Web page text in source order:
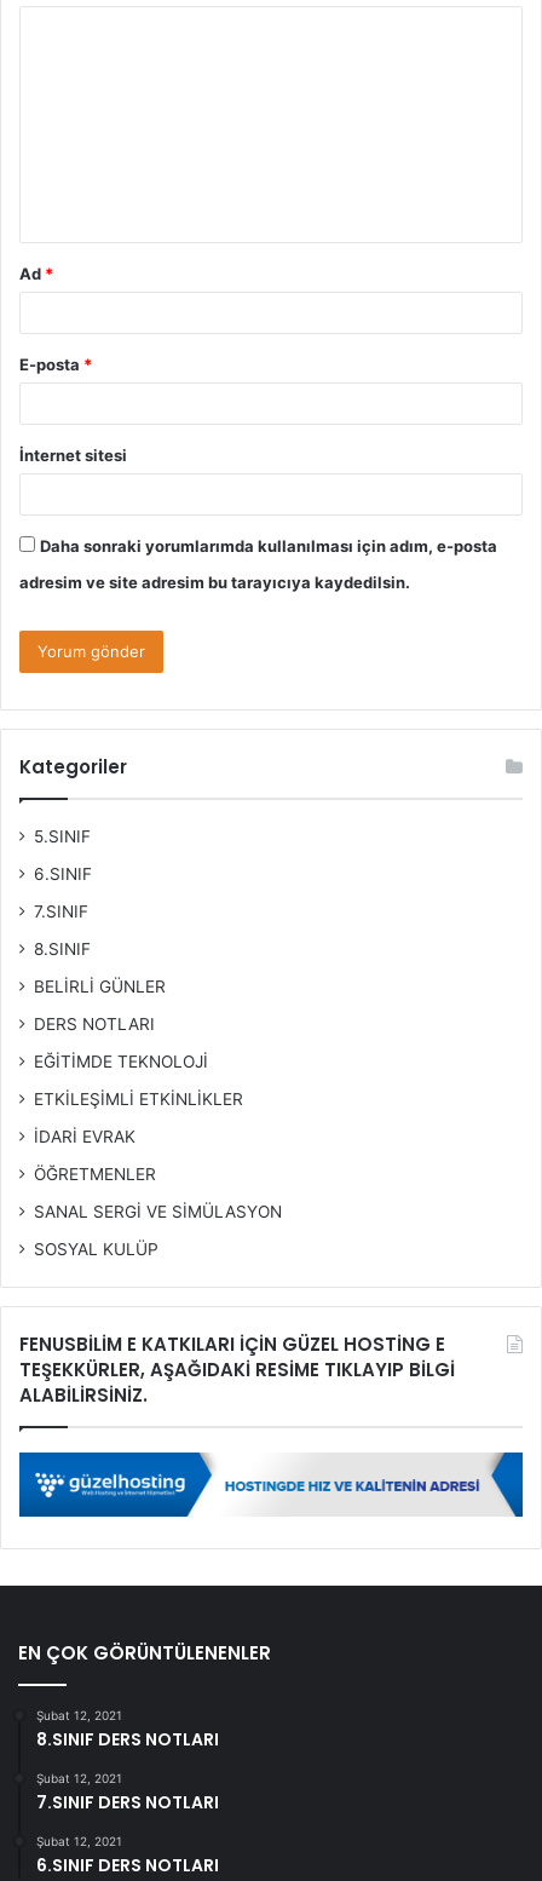
Ad *
E-posta *
İnternet sitesi
Daha sonraki yorumlarımda kullanılması için adım, e-posta
adresim ve site adresim bu tarayıcıya kaydedilsin.
Kategoriler
5.SINIF
6.SINIF
7.SINIF
8.SINIF
BELİRLİ GÜNLER
DERS NOTLARI
EĞİTİMDE TEKNOLOJİ
ETKİLEŞİMLİ ETKİNLİKLER
İDARİ EVRAK
ÖĞRETMENLER
SANAL SERGİ VE SİMÜLASYON
SOSYAL KULÜP
FENUSBİLİM E KATKILARI İÇİN GÜZEL HOSTİNG E
TEŞEKKÜRLER, AŞAĞIDAKİ RESİME TIKLAYIP BİLGİ
ALABİLİRSİNİZ.
EN ÇOK GÖRÜNTÜLENENLER
Şubat 12, 2021
8.SINIF DERS NOTLARI
Şubat 12, 2021
7.SINIF DERS NOTLARI
Şubat 12, 2021
6.SINIF DERS NOTLARI